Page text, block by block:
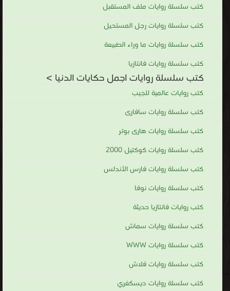
كتب سلسلة روايات ملف المستقبل
كتب سلسلة روايات رجل المستحيل
كتب سلسلة روايات ما وراء الطبيعة
كتب سلسلة روايات فانتازيا
كتب سلسلة روايات اجمل حكايات الدنيا >
كتب روايات عالمية للجيب
كتب سلسلة روايات سافارى
كتب سلسلة روايات هارى بوتر
كتب سلسلة روايات كوكتيل 2000
كتب سلسلة روايات فارس الأندلس
كتب سلسلة روايات نوفا
كتب روايات فانتازيا حديثة
كتب سلسلة روايات سماش
كتب سلسلة روايات WWW
كتب سلسلة روايات فلاش
كتب سلسلة روايات ديسكفري